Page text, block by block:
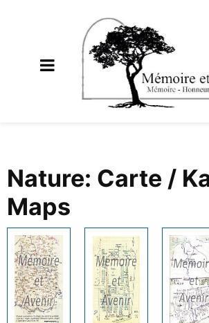
Nature: Carte /
Maps